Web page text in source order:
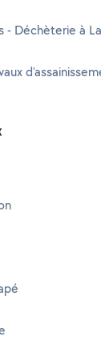
- Déchèterie à